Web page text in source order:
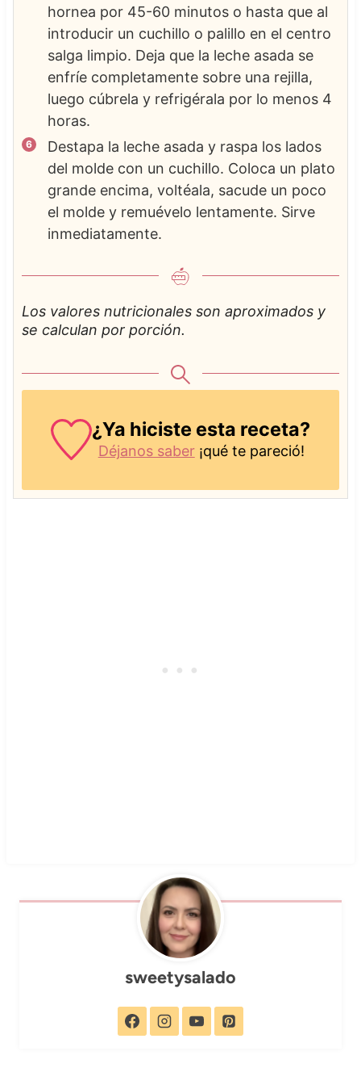
hornea por 45-60 minutos o hasta que al
introducir un cuchillo o palillo en el centro
salga limpio. Deja que la leche asada se
enfríe completamente sobre una rejilla,
luego cúbrela y refrigérala por lo menos 4
horas.
Destapa la leche asada y raspa los lados
del molde con un cuchillo. Coloca un plato
grande encima, voltéala, sacude un poco
el molde y remuévelo lentamente. Sirve
inmediatamente.
Los valores nutricionales son aproximados y
se calculan por porción.
¿Ya hiciste esta receta?
Déjanos saber¡qué te pareció!
sweetysalado